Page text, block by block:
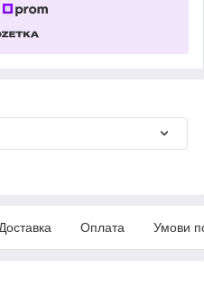
Доставка Оплата Умови